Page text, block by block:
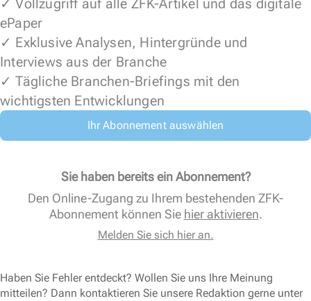
✓ Vollzugriff auf alle ZFK-Artikel und das digitale
ePaper
✓ Exklusive Analysen, Hintergründe und
Interviews aus der Branche
✓ Tägliche Branchen-Briefings mit den
wichtigsten Entwicklungen
Ihr Abonnement auswählen
Sie haben bereits ein Abonnement?
Den Online-Zugang zu Ihrem bestehenden ZFK-
Abonnement können Sie hier aktivieren.
Melden Sie sich hier an.
Haben Sie Fehler entdeckt? Wollen Sie uns Ihre Meinung
mitteilen? Dann kontaktieren Sie unsere Redaktion gerne unter